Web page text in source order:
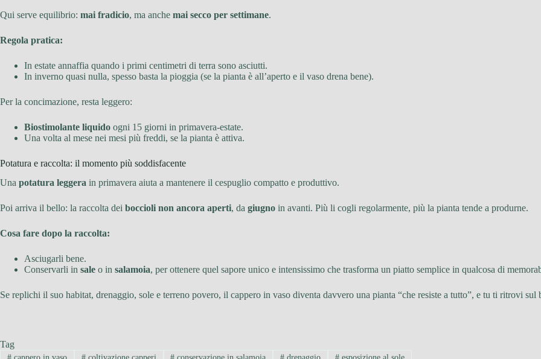
Qui serve equilibrio: mai fradicio, ma anche mai secco per settimane.
Regola pratica:
In estate annaffia quando i primi centimetri di terra sono asciutti.
In inverno quasi nulla, spesso basta la pioggia (se la pianta è all’aperto e il vaso drena bene).
Per la concimazione, resta leggero:
Biostimolante liquido ogni 15 giorni in primavera-estate.
Una volta al mese nei mesi più freddi, se la pianta è attiva.
Potatura e raccolta: il momento più soddisfacente
Una potatura leggera in primavera aiuta a mantenere il cespuglio compatto e produttivo.
Poi arriva il bello: la raccolta dei boccioli non ancora aperti, da giugno in avanti. Più li cogli regolarmente, più la pianta tende a produrne.
Cosa fare dopo la raccolta:
Asciugarli bene.
Conservarli in sale o in salamoia, per ottenere quel sapore unico e intensissimo che trasforma un piatto semplice in qualcosa di
Se replichi il suo habitat, drenaggio, sole e terreno povero, il cappero in vaso diventa davvero una pianta “che resiste a tutto”, e tu ti ritrovi
Tag